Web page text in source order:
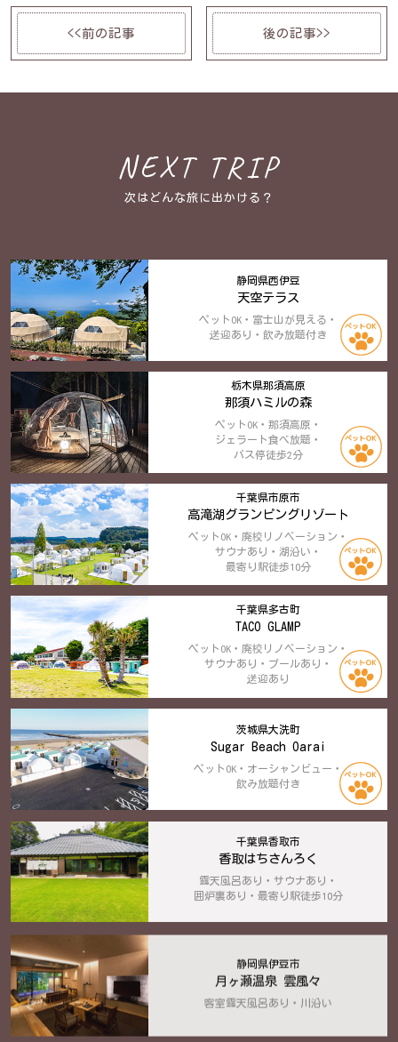
<<前の記事 後の記事>>
NEXT TRIP
次はどんな旅に出かける？
静岡県西伊豆
天空テラス
ペットOK・富士山が見える・
送迎あり・飲み放題付き
栃木県那須高原
那須ハミルの森
ペットOK・那須高原・
ジェラート食べ放題・
バス停徒歩2分
千葉県市原市
高滝湖グランピングリゾート
ペットOK・廃校リノベーション・
サウナあり・湖沿い・
最寄り駅徒歩10分
千葉県多古町
TACO GLAMP
ペットOK・廃校リノベーション・
サウナあり・プールあり・
送迎あり
茨城県大洗町
Sugar Beach Oarai
ペットOK・オーシャンビュー・
飲み放題付き
千葉県香取市
香取はちさんろく
露天風呂あり・サウナあり・
囲炉裏あり・最寄り駅徒歩10分
静岡県伊豆市
月ヶ瀬温泉 雲風々
客室露天風呂あり・川沿い